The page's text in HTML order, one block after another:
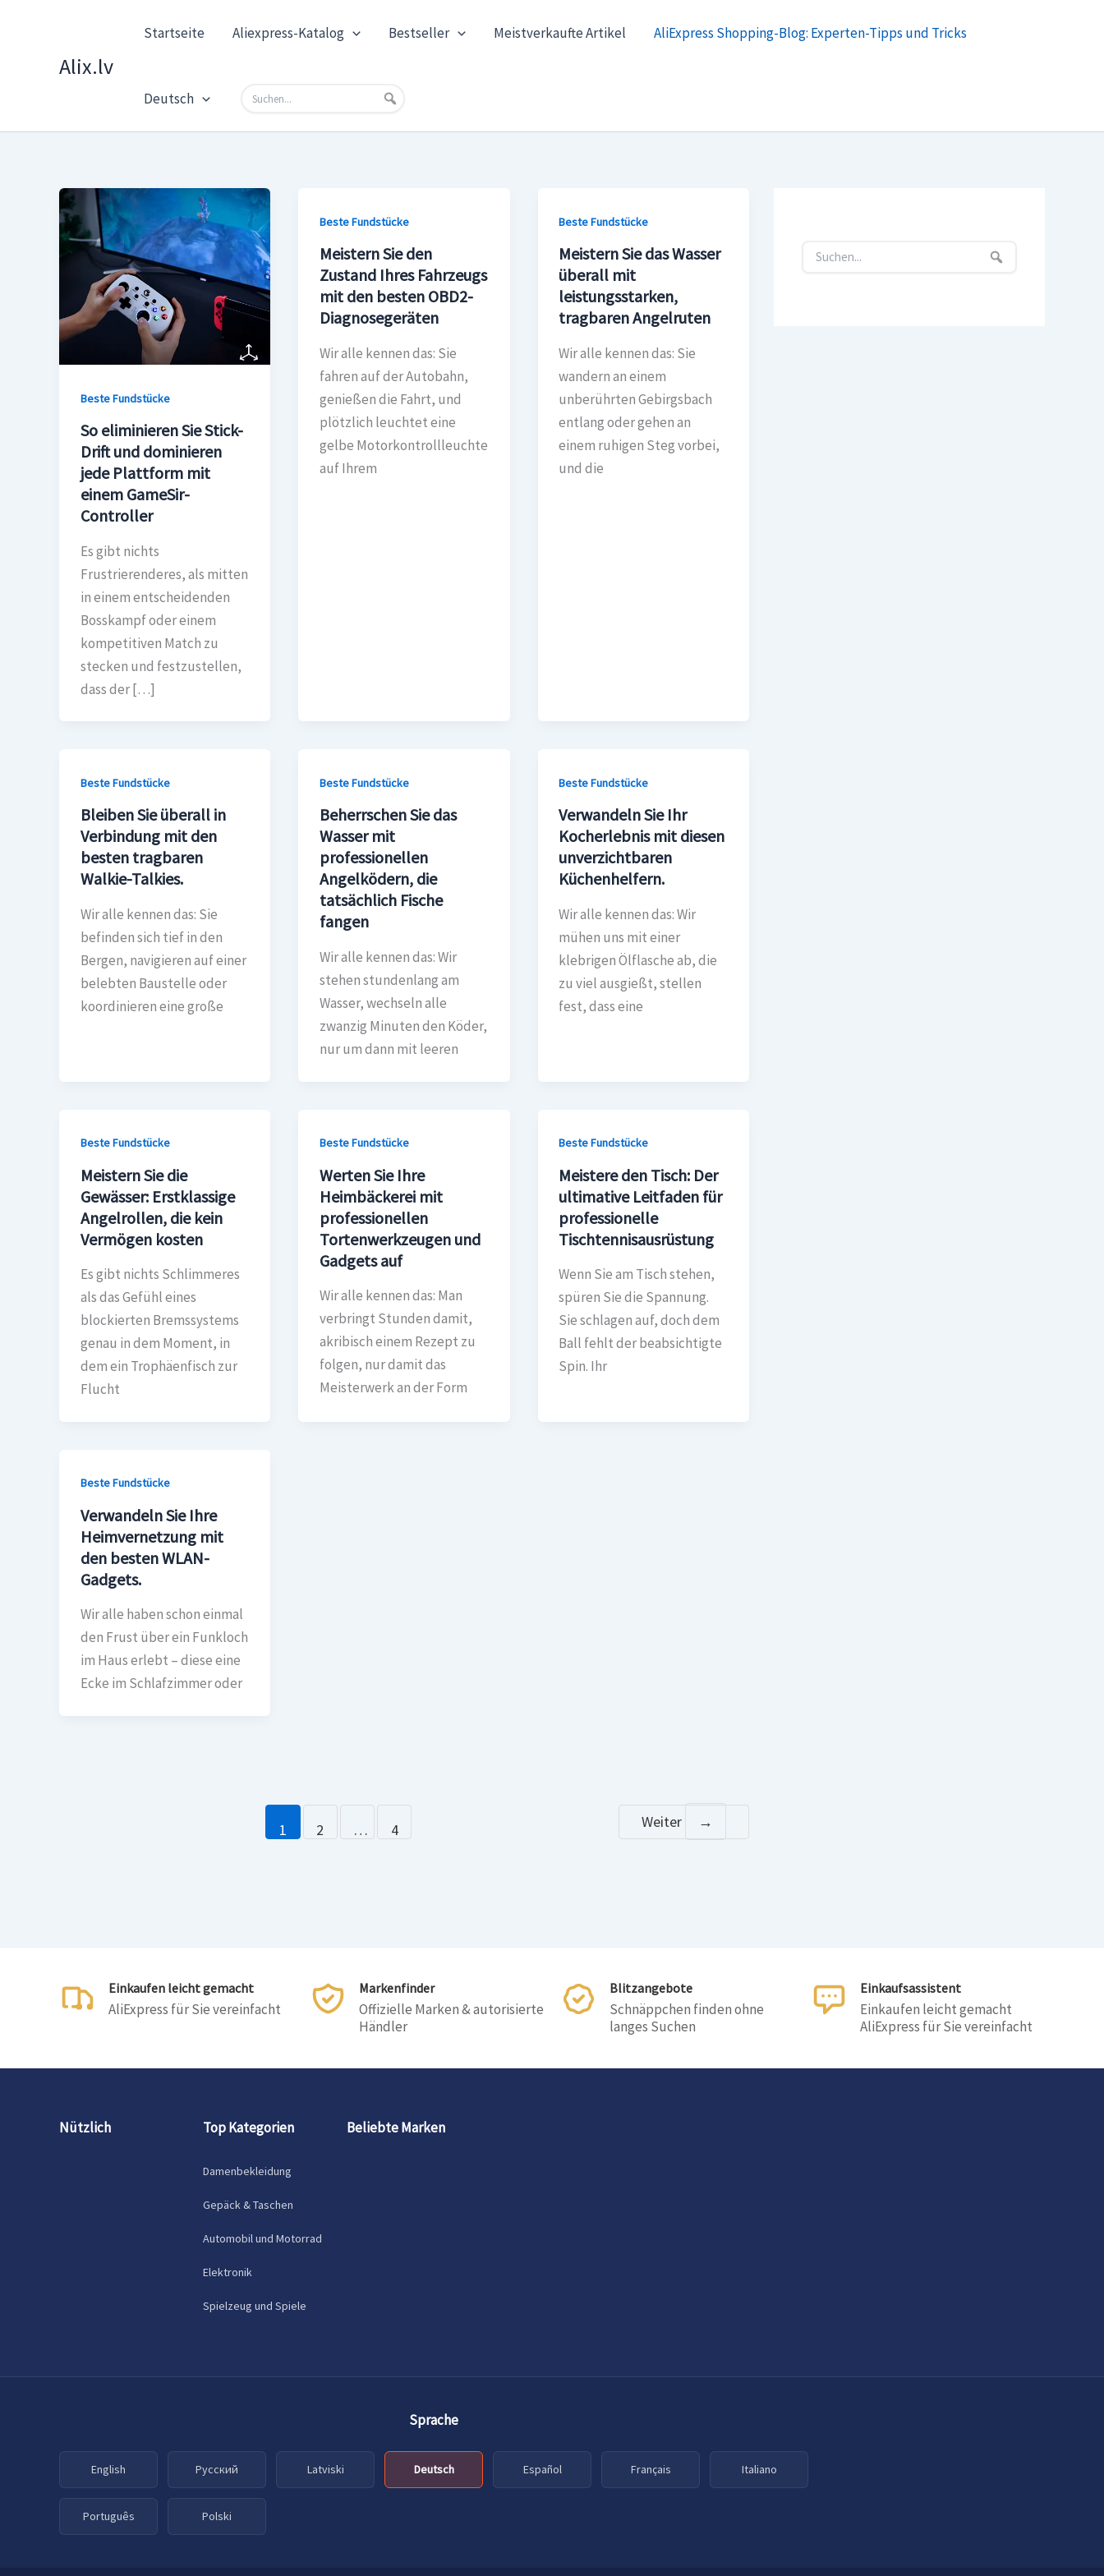
Alix.lv
Startseite Aliexpress-Katalog Bestseller Meistverkaufte Artikel AliExpress Shopping-Blog: Experten-Tipps und Tricks
Deutsch
Beste Fundstücke
So eliminieren Sie Stick-
Drift und dominieren
jede Plattform mit
einem GameSir-
Controller
Es gibt nichts
Frustrierenderes, als mitten
in einem entscheidenden
Bosskampf oder einem
kompetitiven Match zu
stecken und festzustellen,
dass der […]
Beste Fundstücke
Meistern Sie den
Zustand Ihres Fahrzeugs
mit den besten OBD2-
Diagnosegeräten
Wir alle kennen das: Sie
fahren auf der Autobahn,
genießen die Fahrt, und
plötzlich leuchtet eine
gelbe Motorkontrollleuchte
auf Ihrem
Beste Fundstücke
Meistern Sie das Wasser
überall mit
leistungsstarken,
tragbaren Angelruten
Wir alle kennen das: Sie
wandern an einem
unberührten Gebirgsbach
entlang oder gehen an
einem ruhigen Steg vorbei,
und die
Beste Fundstücke
Bleiben Sie überall in
Verbindung mit den
besten tragbaren
Walkie-Talkies.
Wir alle kennen das: Sie
befinden sich tief in den
Bergen, navigieren auf einer
belebten Baustelle oder
koordinieren eine große
Beste Fundstücke
Beherrschen Sie das
Wasser mit
professionellen
Angelködern, die
tatsächlich Fische
fangen
Wir alle kennen das: Wir
stehen stundenlang am
Wasser, wechseln alle
zwanzig Minuten den Köder,
nur um dann mit leeren
Beste Fundstücke
Verwandeln Sie Ihr
Kocherlebnis mit diesen
unverzichtbaren
Küchenhelfern.
Wir alle kennen das: Wir
mühen uns mit einer
klebrigen Ölflasche ab, die
zu viel ausgießt, stellen
fest, dass eine
Beste Fundstücke
Meistern Sie die
Gewässer: Erstklassige
Angelrollen, die kein
Vermögen kosten
Es gibt nichts Schlimmeres
als das Gefühl eines
blockierten Bremssystems
genau in dem Moment, in
dem ein Trophäenfisch zur
Flucht
Beste Fundstücke
Werten Sie Ihre
Heimbäckerei mit
professionellen
Tortenwerkzeugen und
Gadgets auf
Wir alle kennen das: Man
verbringt Stunden damit,
akribisch einem Rezept zu
folgen, nur damit das
Meisterwerk an der Form
Beste Fundstücke
Meistere den Tisch: Der
ultimative Leitfaden für
professionelle
Tischtennisausrüstung
Wenn Sie am Tisch stehen,
spüren Sie die Spannung.
Sie schlagen auf, doch dem
Ball fehlt der beabsichtigte
Spin. Ihr
Beste Fundstücke
Verwandeln Sie Ihre
Heimvernetzung mit
den besten WLAN-
Gadgets.
Wir alle haben schon einmal
den Frust über ein Funkloch
im Haus erlebt – diese eine
Ecke im Schlafzimmer oder
1 2 … 4 Weiter →
Einkaufen leicht gemacht
AliExpress für Sie vereinfacht
Markenfinder
Offizielle Marken & autorisierte
Händler
Blitzangebote
Schnäppchen finden ohne
langes Suchen
Einkaufsassistent
Einkaufen leicht gemacht
AliExpress für Sie vereinfacht
Nützlich Top Kategorien
Damenbekleidung
Gepäck & Taschen
Automobil und Motorrad
Elektronik
Spielzeug und Spiele
Beliebte Marken
Sprache
English Русский Latviski Deutsch Español Français Italiano
Português Polski